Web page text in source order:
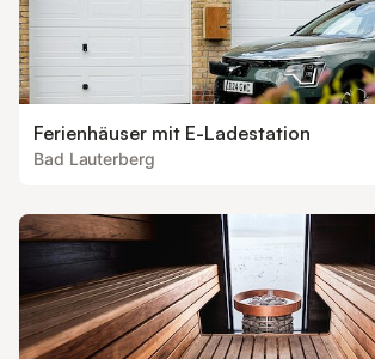
Ferienhäuser mit E-Ladestation
Bad Lauterberg